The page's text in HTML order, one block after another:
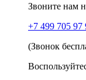
Звоните нам
+7 499 705 97
(Звонок